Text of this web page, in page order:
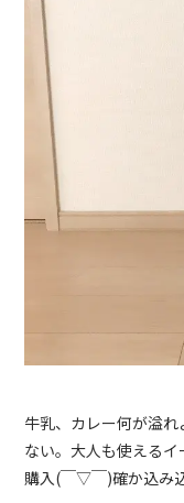
牛乳、カレー何が溢れ
ない。大人も使える
購入(￣▽￣)確か込み